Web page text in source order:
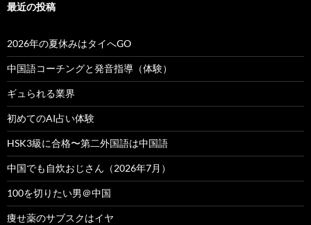
最近の投稿
2026年の夏休みはタイへGO
中国語コーチングと発音指導（体験）
ギュられる業界
初めてのAI占い体験
HSK3級に合格〜第二外国語は中国語
中国でも自炊おじさん（2026年7月）
100を切りたい男＠中国
痩せ薬のサブスクはイヤ